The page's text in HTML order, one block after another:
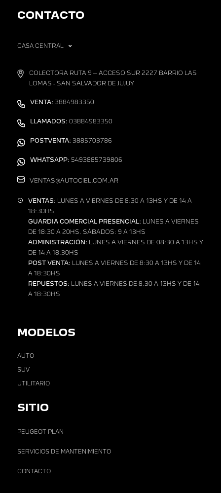
CONTACTO
CASA CENTRAL
COLECTORA RUTA 9 – ACCESO SUR 2227 BARRIO LAS
LOMAS - SAN SALVADOR DE JUJUY
VENTA: 3884983350
LLAMADOS: 03884983350
POSTVENTA: 3885703786
WHATSAPP: 5493885739806
VENTAS@AUTOCIEL.COM.AR
VENTAS: LUNES A VIERNES DE 8:30 A 13HS Y DE 14 A
18:30HS
GUARDIA COMERCIAL PRESENCIAL: LUNES A VIERNES
DE 18:30 A 20HS. SÁBADOS: 9 A 13HS
ADMINISTRACIÓN: LUNES A VIERNES DE 08:30 A 13HS Y
DE 14 A 18:30HS
POST VENTA: LUNES A VIERNES DE 8:30 A 13HS Y DE 14
A 18:30HS
REPUESTOS: LUNES A VIERNES DE 8:30 A 13HS Y DE 14
A 18:30HS
MODELOS
AUTO
SUV
UTILITARIO
SITIO
PEUGEOT PLAN
SERVICIOS DE MANTENIMIENTO
CONTACTO